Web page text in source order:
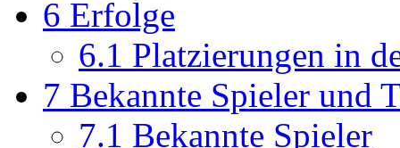
6 Erfolge
6.1 Platzierungen in
7 Bekannte Spieler und
7.1 Bekannte Spieler